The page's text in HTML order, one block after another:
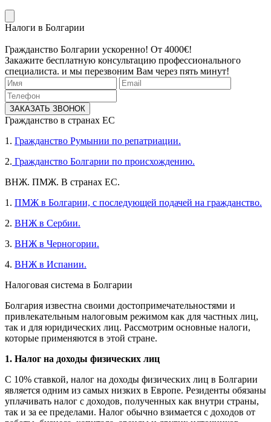
Налоги в Болгарии
Гражданство Болгарии ускоренно! От 4000€!
Закажите бесплатную консультацию профессионального
специалиста. и мы перезвоним Вам через пять минут!
ЗАКАЗАТЬ ЗВОНОК
Гражданство в странах ЕС
1. Гражданство Румынии по репатриации.
2. Гражданство Болгарии по происхождению.
ВНЖ. ПМЖ. В странах ЕС.
1. ПМЖ в Болгарии, с последующей подачей на гражданство.
2. ВНЖ в Сербии.
3. ВНЖ в Черногории.
4. ВНЖ в Испании.
Налоговая система в Болгарии
Болгария известна своими достопримечательностями и
привлекательным налоговым режимом как для частных лиц,
так и для юридических лиц. Рассмотрим основные налоги,
которые применяются в этой стране.
1. Налог на доходы физических лиц
С 10% ставкой, налог на доходы физических лиц в Болгарии
является одним из самых низких в Европе. Резиденты обязаны
уплачивать налог с доходов, полученных как внутри страны,
так и за ее пределами. Налог обычно взимается с доходов от